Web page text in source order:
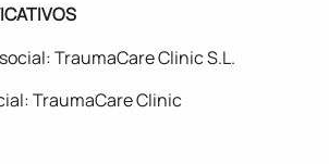
TraumaCare Clinic S.L.
TraumaCare Clinic